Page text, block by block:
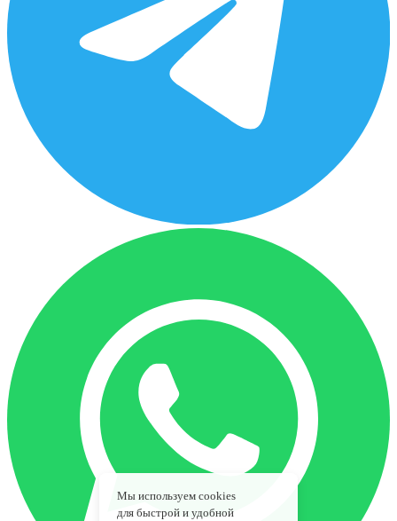
Мы используем cookies
для быстрой и удобной